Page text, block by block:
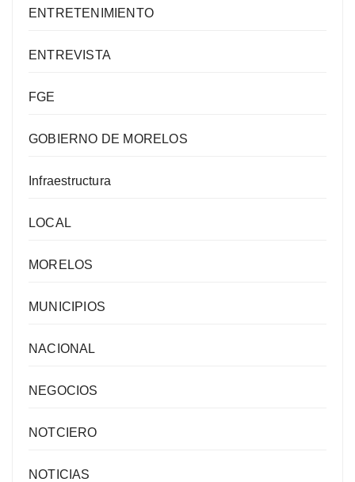
ENTRETENIMIENTO
ENTREVISTA
FGE
GOBIERNO DE MORELOS
Infraestructura
LOCAL
MORELOS
MUNICIPIOS
NACIONAL
NEGOCIOS
NOTCIERO
NOTICIAS